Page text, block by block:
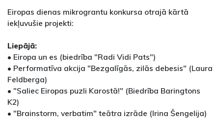
Eiropas dienas mikrograntu konkursa otrajā kārtā
iekļuvušie projekti:
Liepājā:
• Eiropa un es (biedrība "Radi Vidi Pats")
• Performatīva akcija "Bezgalīgās, zilās debesis" (Laura
Feldberga)
• "Saliec Eiropas puzli Karostā!" (Biedrība Baringtons
K2)
• "Brainstorm, verbatim" teātra izrāde (Irina Šengelija)